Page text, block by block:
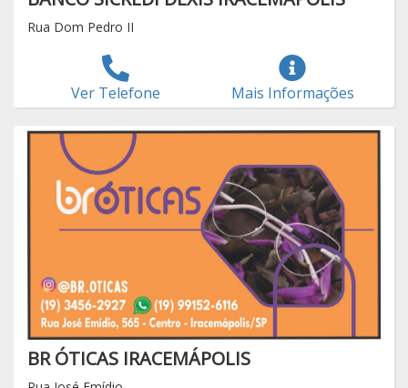
Rua Dom Pedro II
Ver Telefone Mais Informações
BR ÓTICAS IRACEMÁPOLIS